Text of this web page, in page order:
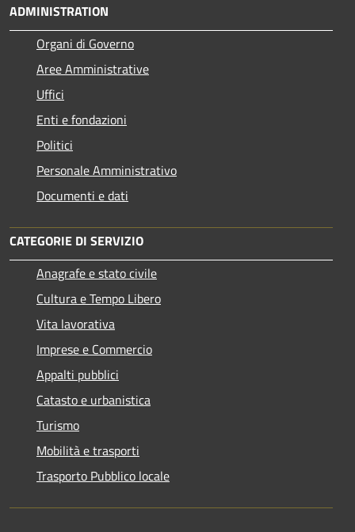
ADMINISTRATION
Organi di Governo
Aree Amministrative
Uffici
Enti e fondazioni
Politici
Personale Amministrativo
Documenti e dati
CATEGORIE DI SERVIZIO
Anagrafe e stato civile
Cultura e Tempo Libero
Vita lavorativa
Imprese e Commercio
Appalti pubblici
Catasto e urbanistica
Turismo
Mobilità e trasporti
Trasporto Pubblico locale